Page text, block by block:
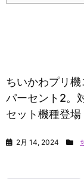
ちいかわプリ
パーセント2。
セット機種登場
2月 14, 2024